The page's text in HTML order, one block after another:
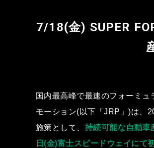
7/18(⾦) SUPER
国内最⾼峰で最速のフォーミ
モーション(以下「JRP」)は、
施策として、 持続可能な⾃動⾞
⽇(⾦)富⼠スピードウェイにて